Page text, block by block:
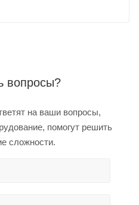
вопросы?
на ваши вопросы,
помогут решить
сложности.